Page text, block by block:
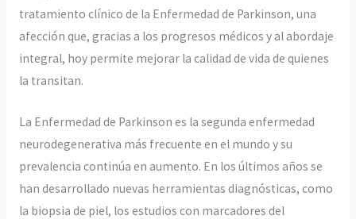
tratamiento clínico de la Enfermedad de Parkinson, una
afección que, gracias a los progresos médicos y al abordaje
integral, hoy permite mejorar la calidad de vida de quienes
la transitan.
La Enfermedad de Parkinson es la segunda enfermedad
neurodegenerativa más frecuente en el mundo y su
prevalencia continúa en aumento. En los últimos años se
han desarrollado nuevas herramientas diagnósticas, como
la biopsia de piel, los estudios con marcadores del